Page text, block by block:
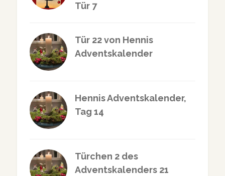
Tür 7
Tür 22 von Hennis
Adventskalender
Hennis Adventskalender,
Tag 14
Türchen 2 des
Adventskalenders 21